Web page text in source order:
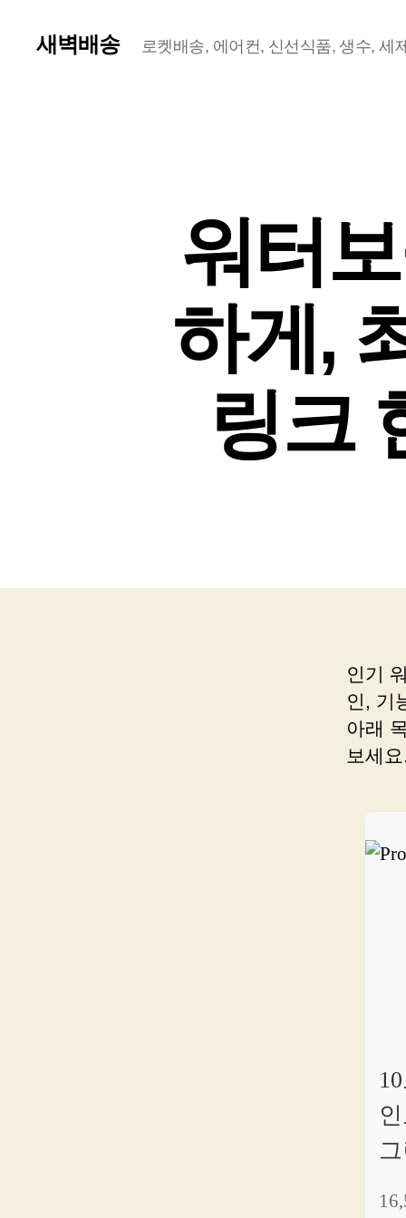
새벽배송 로켓배송, 에어컨, 신선식품, 생수, 세
워터
하게,
링크
인기
인, 기
아래
보세